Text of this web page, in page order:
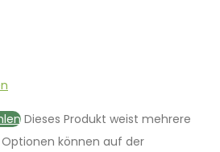
Dieses Produkt weist mehrere
können auf der